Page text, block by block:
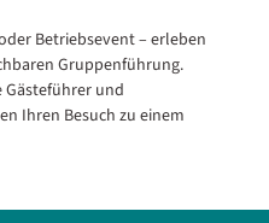
Betriebsevent – erleben
Gruppenführung.
Gästeführer und
Ihren Besuch zu einem